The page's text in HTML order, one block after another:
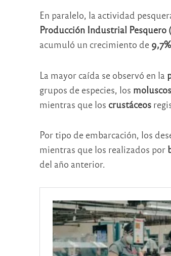
En paralelo, la actividad
Producción Industrial Pesquero
acumuló un crecimiento de
La mayor caída se observó en la
grupos de especies, los moluscos
mientras que los crustáceos
Por tipo de embarcación, los
mientras que los realizados por
del año anterior.